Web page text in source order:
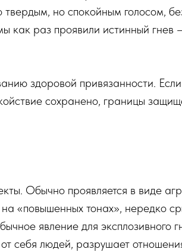
твердым, но спокойным голосом,
как раз проявили истинный гнев
здоровой привязанности.
сохранено, границы
Обычно проявляется в виде
«повышенных тонах», нередко
явление для эксплозивного
себя людей, разрушает